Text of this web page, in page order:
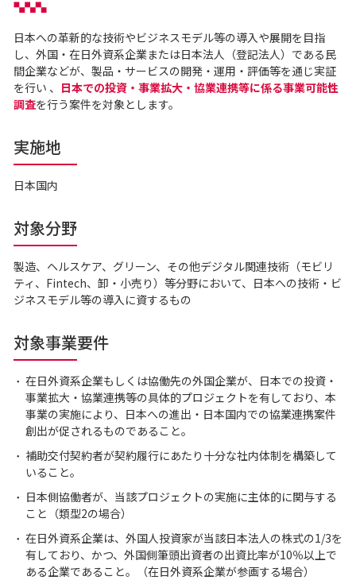
日本への革新的な技術やビジネスモデル等の導入や展開を目指
し、外国・在日外資系企業または日本法人（登記法人）である民
間企業などが、製品・サービスの開発・運用・評価等を通じ実証
を行い 、 日本での投資・事業拡大・協業連携等に係る事業可能性
調査を行う案件を対象とします。
実施地
日本国内
対象分野
製造、ヘルスケア、グリーン、その他デジタル関連技術（モビリ
ティ、Fintech、卸・小売り）等分野において、日本への技術・ビ
ジネスモデル等の導入に資するもの
対象事業要件
在日外資系企業もしくは協働先の外国企業が、日本での投資・
事業拡大・協業連携等の具体的プロジェクトを有しており、本
事業の実施により、日本への進出・日本国内での協業連携案件
創出が促されるものであること。
補助交付契約者が契約履行にあたり十分な社内体制を構築して
いること。
日本側協働者が、当該プロジェクトの実施に主体的に関与する
こと（類型2の場合）
在日外資系企業は、外国人投資家が当該日本法人の株式の1/3を
有しており、かつ、外国側筆頭出資者の出資比率が10％以上で
ある企業であること。（在日外資系企業が参画する場合）